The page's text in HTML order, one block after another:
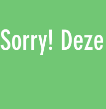
Sorry!